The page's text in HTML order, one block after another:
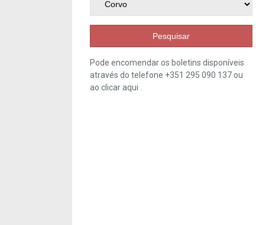
Pesquisar
Pode encomendar os boletins disponíveis
através do telefone +351 295 090 137 ou
ao clicaraqui